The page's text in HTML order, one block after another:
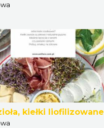
kiełki liofilizowane